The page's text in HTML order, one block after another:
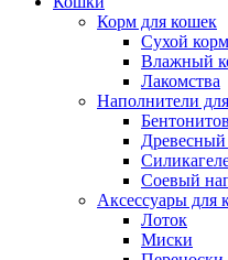
Корм для кошек
Сухой корм
Влажный
Лакомства
Наполнители
Древесный
Соевый
Аксессуары для
Лоток
Миски